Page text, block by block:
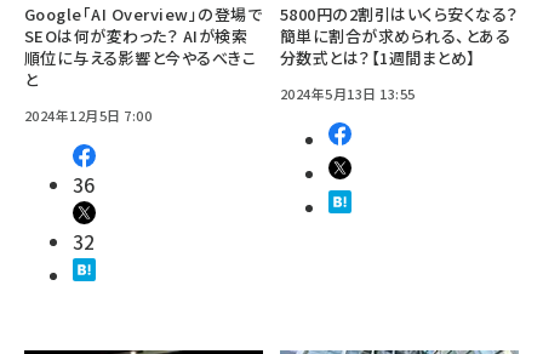
Google「AI Overview」の登場で
SEOは何が変わった？ AIが検索
順位に与える影響と今やるべきこ
と
2024年12月5日 7:00
36
32
5800円の2割引はいくら安くなる？
簡単に割合が求められる、とある
分数式とは？【1週間まとめ】
2024年5月13日 13:55